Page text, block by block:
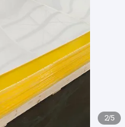
2/5